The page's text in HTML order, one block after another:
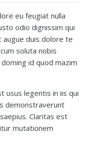
eu feugiat nulla
odio dignissim qui
duis dolore te
soluta nobis
id quod mazim
usus legentis in iis qui
demonstraverunt
Claritas est
mutationem